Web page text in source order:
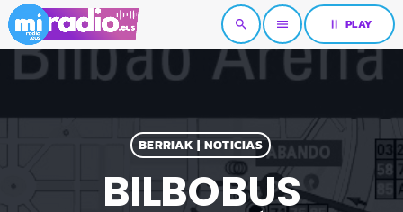
search menu pause PLAY
BERRIAK | NOTICIAS
BILBOBUS